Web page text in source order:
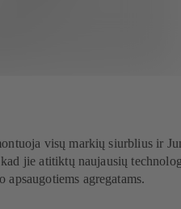
visų markių siurblius ir
jie atitiktų naujausių
agregatams.